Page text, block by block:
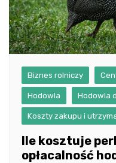
Biznes rolniczy
Hodowla Hodowla
Koszty zakupu i
Ile kosztuje
opłacalność